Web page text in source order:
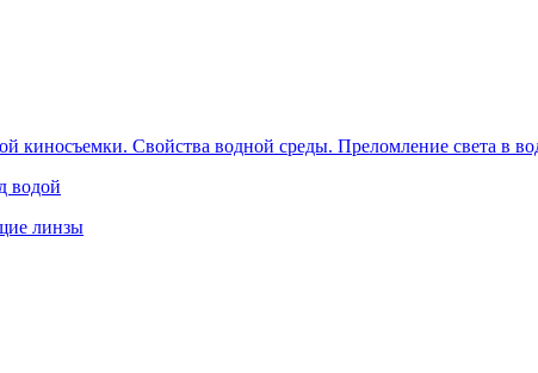
киносъемки. Свойства водной среды. Преломление света в
водой
линзы